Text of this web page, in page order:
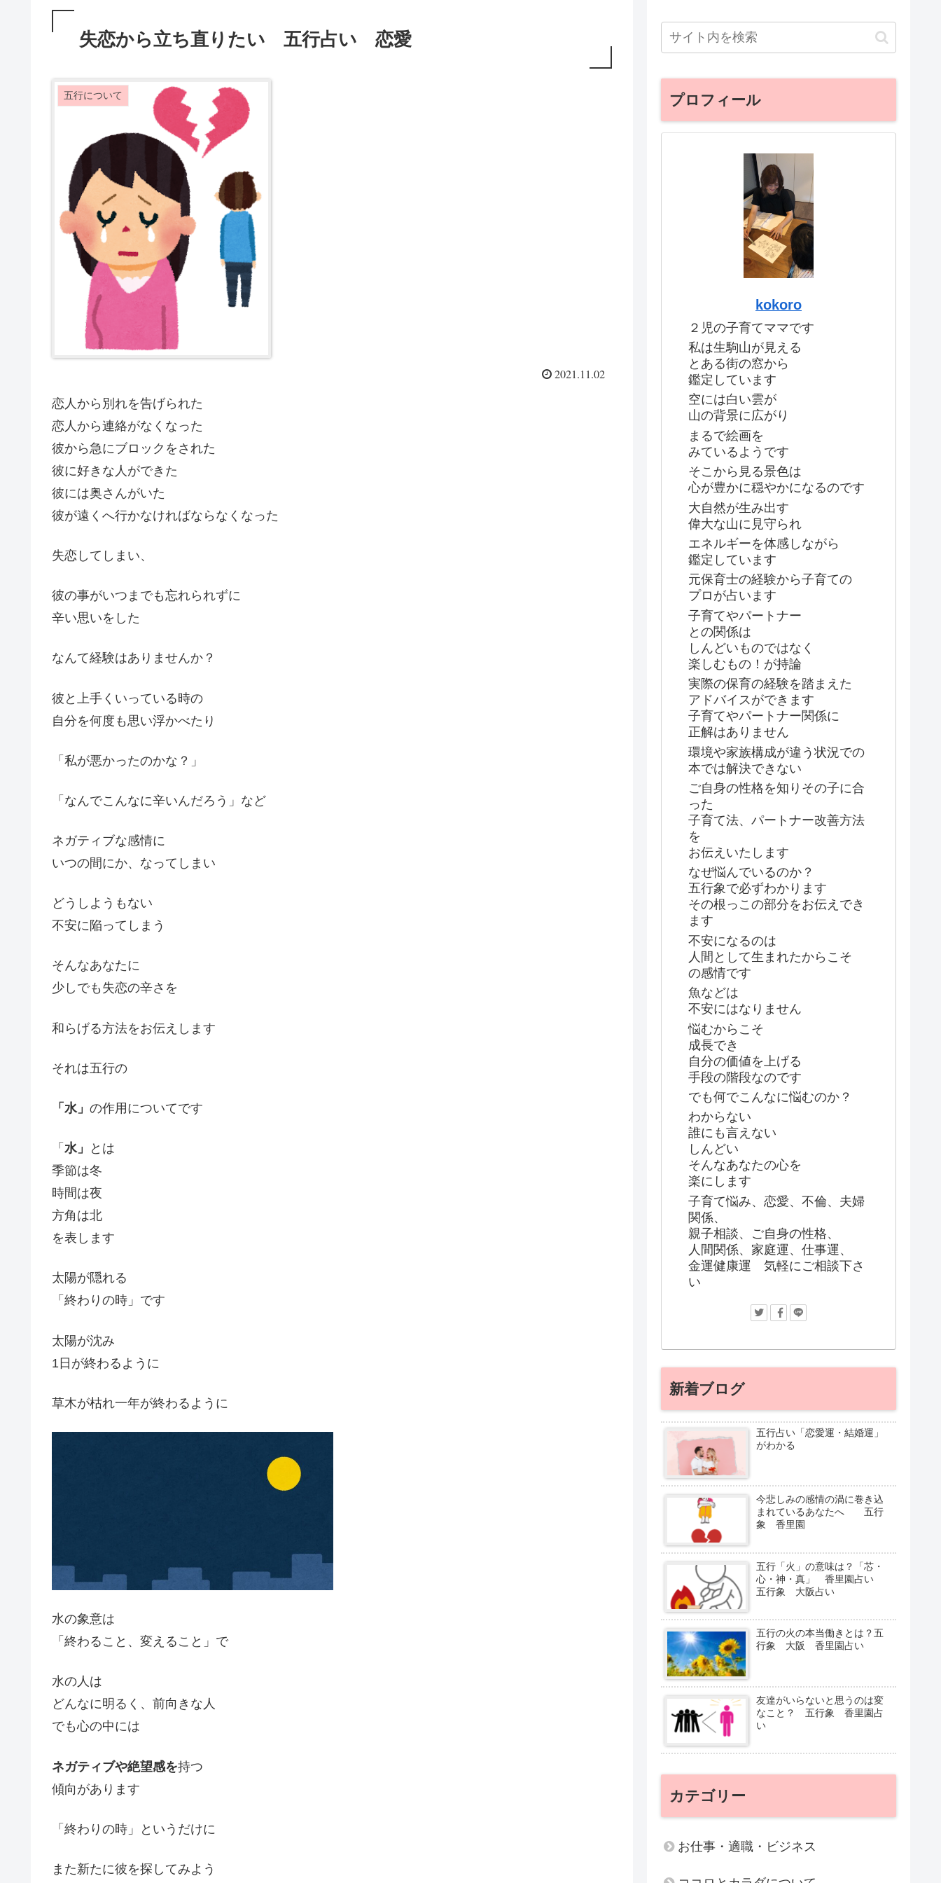
失恋から立ち直りたい 五行占い 恋愛
五行について
2021.11.02
恋人から別れを告げられた
恋人から連絡がなくなった
彼から急にブロックをされた
彼に好きな人ができた
彼には奥さんがいた
彼が遠くへ行かなければならなくなった
失恋してしまい、
彼の事がいつまでも忘れられずに
辛い思いをした
なんて経験はありませんか？
彼と上手くいっている時の
自分を何度も思い浮かべたり
「私が悪かったのかな？」
「なんでこんなに辛いんだろう」など
ネガティブな感情に
いつの間にか、なってしまい
どうしようもない
不安に陥ってしまう
そんなあなたに
少しでも失恋の辛さを
和らげる方法をお伝えします
それは五行の
「水」 の作用についてです
「 水」
とは
季節は冬
時間は夜
方角は北
を表します
太陽が隠れる
「終わりの時」です
太陽が沈み
1日が終わるように
草木が枯れ一年が終わるように
水の象意は
「終わること、変えること」で
水の人は
どんなに明るく、前向きな人
でも心の中には
ネガティブや絶望感を持つ
傾向があります
「終わりの時」というだけに
また新たに彼を探してみよう
プロフィール
kokoro
２児の子育てママです
私は生駒山が見える
とある街の窓から
鑑定しています
空には白い雲が
山の背景に広がり
まるで絵画を
みているようです
そこから見る景色は
心が豊かに穏やかになるのです
大自然が生み出す
偉大な山に見守られ
エネルギーを体感しながら
鑑定しています
元保育士の経験から子育ての
プロが占います
子育てやパートナー
との関係は
しんどいものではなく
楽しむもの！が持論
実際の保育の経験を踏まえた
アドバイスができます
子育てやパートナー関係に
正解はありません
環境や家族構成が違う状況での
本では解決できない
ご自身の性格を知りその子に合
った
子育て法、パートナー改善方法
を
お伝えいたします
なぜ悩んでいるのか？
五行象で必ずわかります
その根っこの部分をお伝えでき
ます
不安になるのは
人間として生まれたからこそ
の感情です
魚などは
不安にはなりません
悩むからこそ
成長でき
自分の価値を上げる
手段の階段なのです
でも何でこんなに悩むのか？
わからない
誰にも言えない
しんどい
そんなあなたの心を
楽にします
子育て悩み、恋愛、不倫、夫婦
関係、
親子相談、ご自身の性格、
人間関係、家庭運、仕事運、
金運健康運 気軽にご相談下さ
い
新着ブログ
五行占い「恋愛運・結婚運」
がわかる
今悲しみの感情の渦に巻き込
まれているあなたへ 五行
象 香里園
五行「火」の意味は？「芯・
心・神・真」 香里園占い
五行象 大阪占い
五行の火の本当働きとは？五
行象 大阪 香里園占い
友達がいらないと思うのは変
なこと？ 五行象 香里園占
い
カテゴリー
お仕事・適職・ビジネス